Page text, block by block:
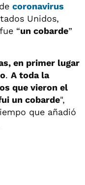
coronavirus
Unidos,
“un cobarde”
en primer lugar
. A toda la
que vieron el
un cobarde",
que añadió